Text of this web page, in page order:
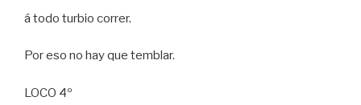
á todo turbio correr.
Por eso no hay que temblar.
LOCO 4º